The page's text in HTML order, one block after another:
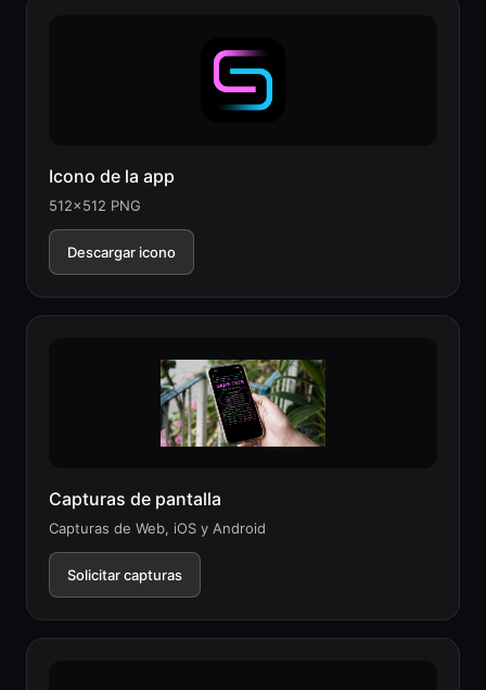
Icono de la app
512x512 PNG
Descargar icono
Capturas de pantalla
Capturas de Web, iOS y Android
Solicitar capturas